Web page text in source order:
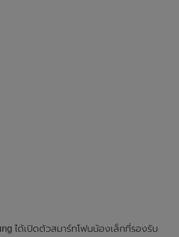
ได้เปิดตัวสมาร์ทโฟนน้องเล็กที่รองรับ